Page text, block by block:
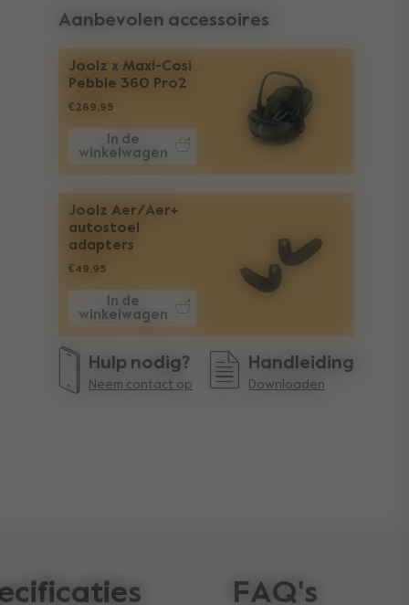
Aanbevolen accessoires
Joolz x Maxi-Cosi
Pebble 360 Pro2
€269,95
In de
winkelwagen
Joolz Aer/Aer+
autostoel
adapters
€49,95
In de
winkelwagen
Hulp nodig?
Neem contact op
Handleiding
Downloaden
FAQ's